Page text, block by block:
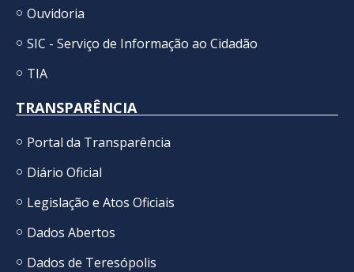
Ouvidoria
SIC - Serviço de Informação ao Cidadão
TIA
TRANSPARÊNCIA
Portal da Transparência
Diário Oficial
Legislação e Atos Oficiais
Dados Abertos
Dados de Teresópolis